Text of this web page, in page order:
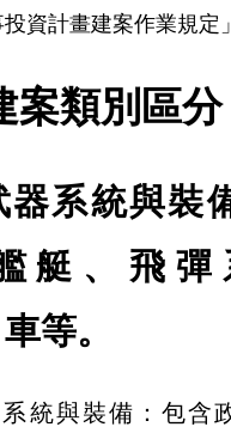
投資計畫建案作業規定」
案類別區分
器系統與裝
艇、飛彈
等。
統與裝備：包含